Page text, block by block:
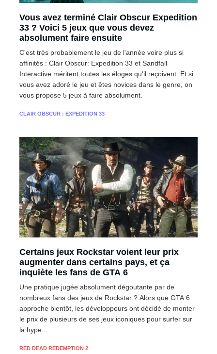
Vous avez terminé Clair Obscur Expedition
33 ? Voici 5 jeux que vous devez
absolument faire ensuite
C'est très probablement le jeu de l'année voire plus si
affinités : Clair Obscur: Expedition 33 et Sandfall
Interactive méritent toutes les éloges qu'il reçoivent. Et si
vous avez adoré le jeu et êtes novices dans le genre, on
vous propose 5 jeux à faire absolument.
CLAIR OBSCUR : EXPEDITION 33
Certains jeux Rockstar voient leur prix
augmenter dans certains pays, et ça
inquiète les fans de GTA 6
Une pratique jugée absolument dégoutante par de
nombreux fans des jeux de Rockstar ? Alors que GTA 6
approche bientôt, les développeurs ont décidé de monter
le prix de plusieurs de ses jeux iconiques pour surfer sur
la hype...
RED DEAD REDEMPTION 2